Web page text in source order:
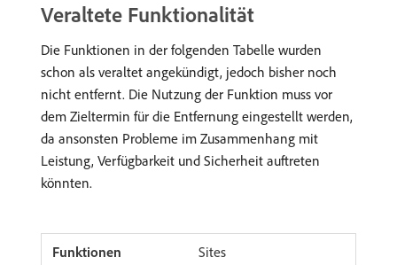
Veraltete Funktionalität
Die Funktionen in der folgenden Tabelle wurden
schon als veraltet angekündigt, jedoch bisher noch
nicht entfernt. Die Nutzung der Funktion muss vor
dem Zieltermin für die Entfernung eingestellt werden,
da ansonsten Probleme im Zusammenhang mit
Leistung, Verfügbarkeit und Sicherheit auftreten
könnten.
Sites